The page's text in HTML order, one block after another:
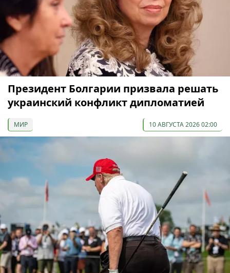
Президент Болгарии призвала решать
украинский конфликт дипломатией
МИР 10 АВГУСТА 2026 02:00